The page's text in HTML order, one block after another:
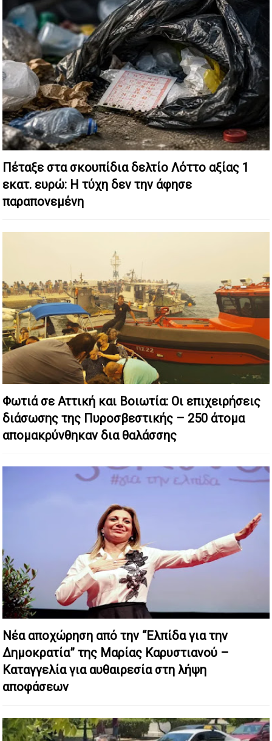
Πέταξε στα σκουπίδια δελτίο Λόττο αξίας 1
εκατ. ευρώ: Η τύχη δεν την άφησε
παραπονεμένη
Φωτιά σε Αττική και Βοιωτία: Οι επιχειρήσεις
διάσωσης της Πυροσβεστικής – 250 άτομα
απομακρύνθηκαν δια θαλάσσης
Νέα αποχώρηση από την “Ελπίδα για την
Δημοκρατία” της Μαρίας Καρυστιανού –
Καταγγελία για αυθαιρεσία στη λήψη
αποφάσεων